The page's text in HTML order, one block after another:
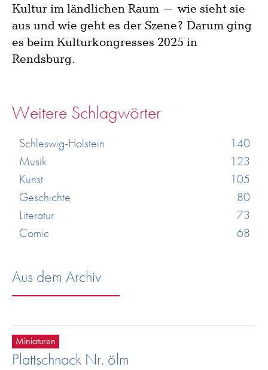
Kultur im ländlichen Raum – wie sieht sie
aus und wie geht es der Szene? Darum ging
es beim Kulturkongresses 2025 in
Rendsburg.
Weitere Schlagwörter
Schleswig-Holstein
140
Musik
123
Kunst
105
Geschichte
80
Literatur
73
Comic
68
Aus dem Archiv
Miniaturen
Plattschnack Nr. ölm